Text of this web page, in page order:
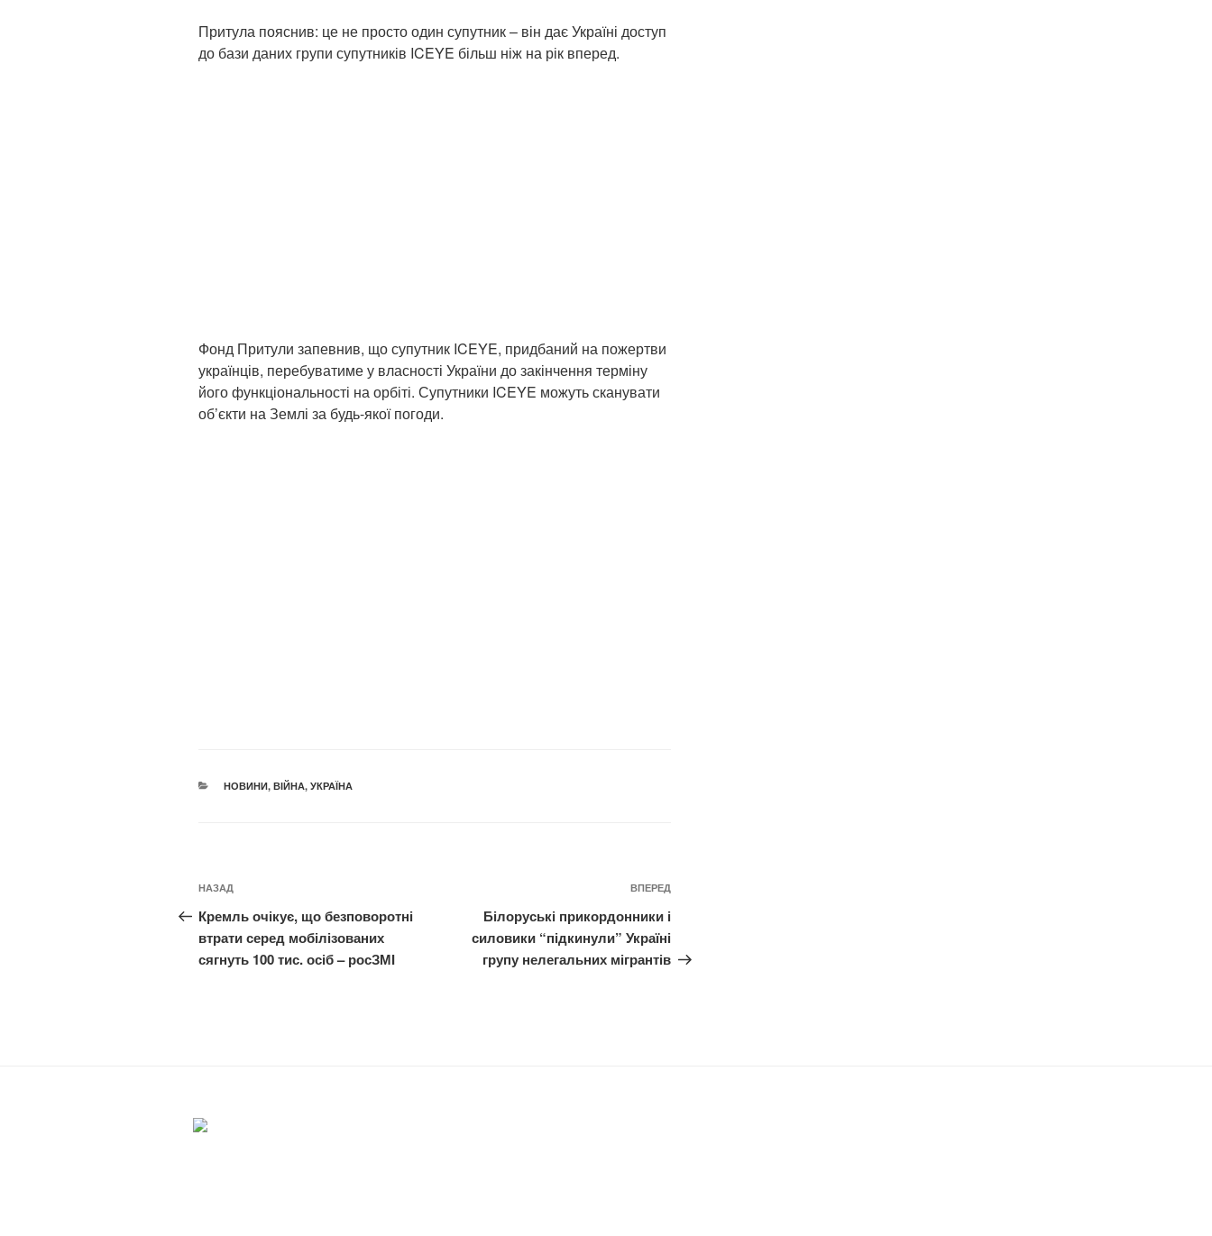
Притула пояснив: це не просто один супутник – він дає Україні доступ
до бази даних групи супутників ICEYE більш ніж на рік вперед.
Фонд Притули запевнив, що супутник ICEYE, придбаний на пожертви
українців, перебуватиме у власності України до закінчення терміну
його функціональності на орбіті. Супутники ICEYE можуть сканувати
об’єкти на Землі за будь-якої погоди.
КАТЕГОРІЇ
НОВИНИ, ВІЙНА, УКРАЇНА
Навігація
записів
Попередній
запис:
НАЗАД
Кремль очікує, що безповоротні
втрати серед мобілізованих
сягнуть 100 тис. осіб – росЗМІ
Наступний
ВПЕРЕД
Білоруські прикордонники і
силовики “підкинули” Україні
групу нелегальних мігрантів